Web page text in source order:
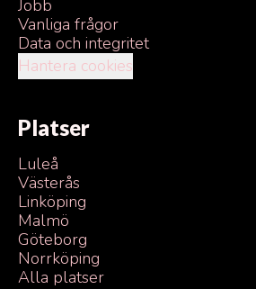
Jobb
Vanliga frågor
Data och integritet
Hantera cookies
Platser
Luleå
Västerås
Linköping
Malmö
Göteborg
Norrköping
Alla platser